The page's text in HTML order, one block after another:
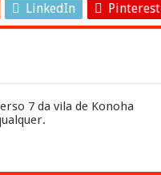
LinkedIn Pinterest
7 da vila de Konoha